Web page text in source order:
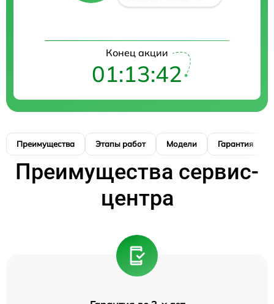
Конец акции
01:13:41
Преимущества Этапы работ Модели Гарантия
Преимущества сервис-
центра